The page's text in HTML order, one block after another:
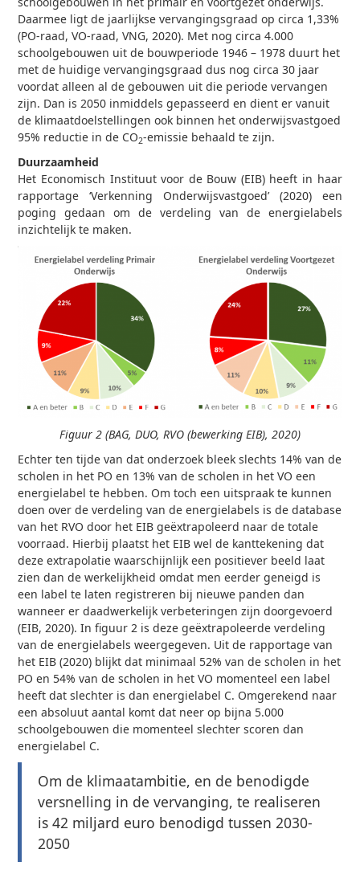
Daarmee ligt de jaarlijkse vervangingsgraad op circa 1,33%
(PO-raad, VO-raad, VNG, 2020). Met nog circa 4.000
schoolgebouwen uit de bouwperiode 1946 – 1978 duurt het
met de huidige vervangingsgraad dus nog circa 30 jaar
voordat alleen al de gebouwen uit die periode vervangen
zijn. Dan is 2050 inmiddels gepasseerd en dient er vanuit
de klimaatdoelstellingen ook binnen het onderwijsvastgoed
95% reductie in de CO2-emissie behaald te zijn.
Duurzaamheid
Het Economisch Instituut voor de Bouw (EIB) heeft in haar
rapportage ‘Verkenning Onderwijsvastgoed’ (2020) een
poging gedaan om de verdeling van de energielabels
inzichtelijk te maken.
Figuur 2 (BAG, DUO, RVO (bewerking EIB), 2020)
Echter ten tijde van dat onderzoek bleek slechts 14% van de
scholen in het PO en 13% van de scholen in het VO een
energielabel te hebben. Om toch een uitspraak te kunnen
doen over de verdeling van de energielabels is de database
van het RVO door het EIB geëxtrapoleerd naar de totale
voorraad. Hierbij plaatst het EIB wel de kanttekening dat
deze extrapolatie waarschijnlijk een positiever beeld laat
zien dan de werkelijkheid omdat men eerder geneigd is
een label te laten registreren bij nieuwe panden dan
wanneer er daadwerkelijk verbeteringen zijn doorgevoerd
(EIB, 2020). In figuur 2 is deze geëxtrapoleerde verdeling
van de energielabels weergegeven. Uit de rapportage van
het EIB (2020) blijkt dat minimaal 52% van de scholen in het
PO en 54% van de scholen in het VO momenteel een label
heeft dat slechter is dan energielabel C. Omgerekend naar
een absoluut aantal komt dat neer op bijna 5.000
schoolgebouwen die momenteel slechter scoren dan
energielabel C.
Om de klimaatambitie, en de benodigde
versnelling in de vervanging, te realiseren
is 42 miljard euro benodigd tussen 2030-
2050